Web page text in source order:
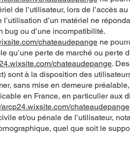
de l’utilisateur, lors de l’accès
l’utilisation d’un matériel ne
bug ou d’une incompatibilité.
chateaudepange ne
qu’une perte de marché ou perte
chateaudepange.
sont à la disposition des
sans mise en demeure
en France, en particulier aux
arcp24.wixsite.com/chateaudepange
et/ou pénale de l’utilisateur,
quel que soit le